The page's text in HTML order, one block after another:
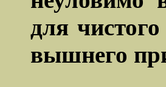
для
вышнего